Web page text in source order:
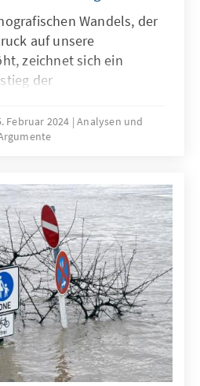
Wandels, der
auf unsere
zeichnet sich ein
der
gegengesteuert
Haushalte,
Abgaben schultern,
Folglich bedarf es
dieser Haushalte
Rahmens der
nicht durch steuerliche
in der gesetzlichen
könnte die Abgabenlast
Beschäftigter
Um die Kosten der
zu halten, erscheint es
nur für eine klar
Februar 2024 Analysen und